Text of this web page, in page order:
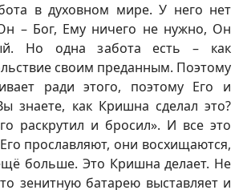
в духовном мире. У него нет
– Бог, Ему ничего не нужно, Он
Но одна забота есть – как
своим преданным. Поэтому
ради этого, поэтому Его и
знаете, как Кришна сделал это?
раскрутил и бросил». И все это
прославляют, они восхищаются,
больше. Это Кришна делает. Не
зенитную батарею выставляет и